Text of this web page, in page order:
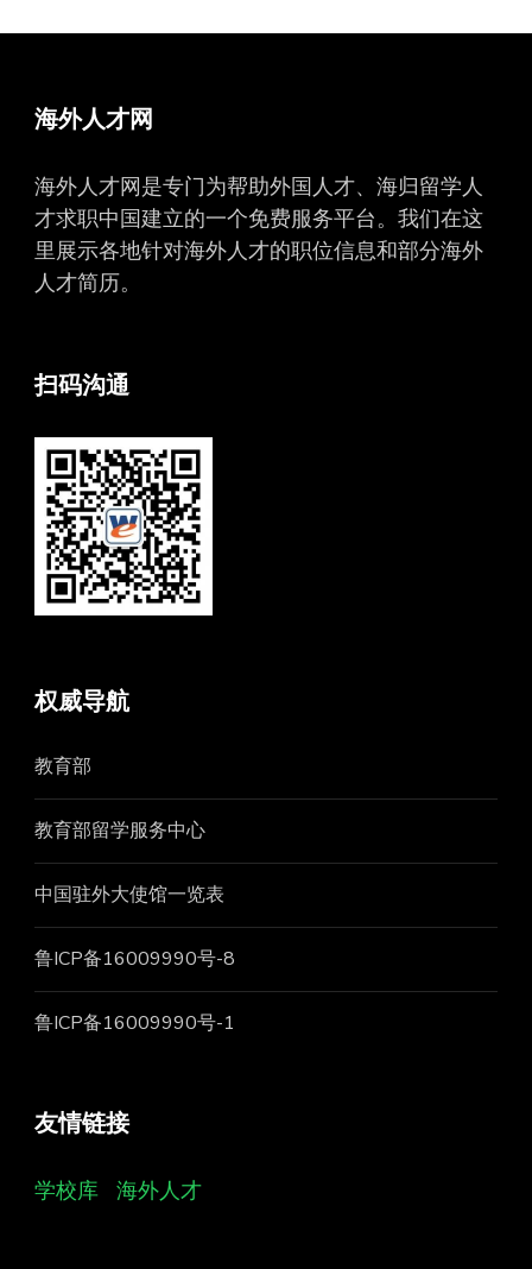
海外人才网
海外人才网是专门为帮助外国人才、海归留学人
才求职中国建立的一个免费服务平台。我们在这
里展示各地针对海外人才的职位信息和部分海外
人才简历。
扫码沟通
权威导航
教育部
教育部留学服务中心
中国驻外大使馆一览表
鲁ICP备16009990号-8
鲁ICP备16009990号-1
友情链接
学校库 海外人才